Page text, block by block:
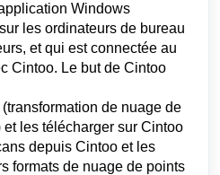
Windows
les ordinateurs de bureau
et qui est connectée au
Cintoo. Le but de Cintoo
de nuage de
les télécharger sur Cintoo
depuis Cintoo et les
formats de nuage de points